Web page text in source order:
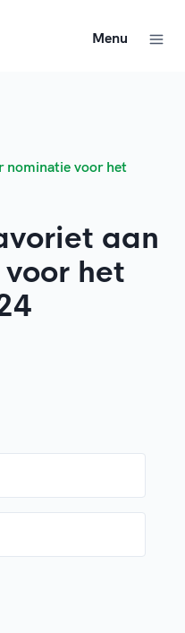
Menu
nominatie voor het
aan
het